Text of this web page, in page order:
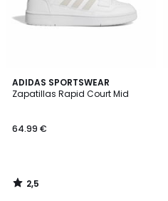
ADIDAS SPORTSWEAR
Zapatillas Rapid Court Mid
64.99 €
2,5
/ 5
2,5
/